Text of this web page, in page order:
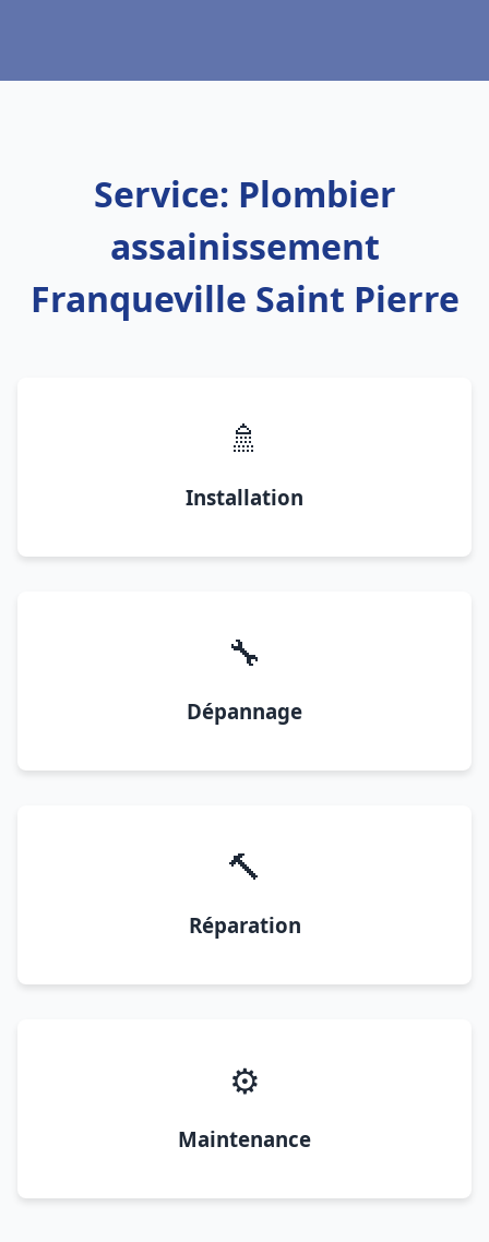
Service: Plombier
assainissement
Franqueville Saint Pierre
🚿
Installation
🔧
Dépannage
🔨
Réparation
⚙️
Maintenance